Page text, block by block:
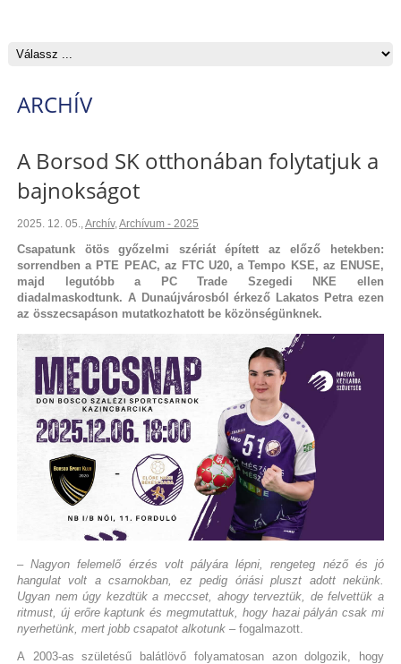
ARCHÍV
A Borsod SK otthonában folytatjuk a
bajnokságot
2025. 12. 05.,Archív,Archívum - 2025
Csapatunk ötös győzelmi szériát épített az előző hetekben:
sorrendben a PTE PEAC, az FTC U20, a Tempo KSE, az ENUSE,
majd legutóbb a PC Trade Szegedi NKE ellen
diadalmaskodtunk. A Dunaújvárosból érkező Lakatos Petra ezen
az összecsapáson mutatkozhatott be közönségünknek.
– Nagyon felemelő érzés volt pályára lépni, rengeteg néző és jó
hangulat volt a csarnokban, ez pedig óriási pluszt adott nekünk.
Ugyan nem úgy kezdtük a meccset, ahogy terveztük, de felvettük a
ritmust, új erőre kaptunk és megmutattuk, hogy hazai pályán csak mi
nyerhetünk, mert jobb csapatot alkotunk– fogalmazott.
A 2003-as születésű balátlövő folyamatosan azon dolgozik, hogy